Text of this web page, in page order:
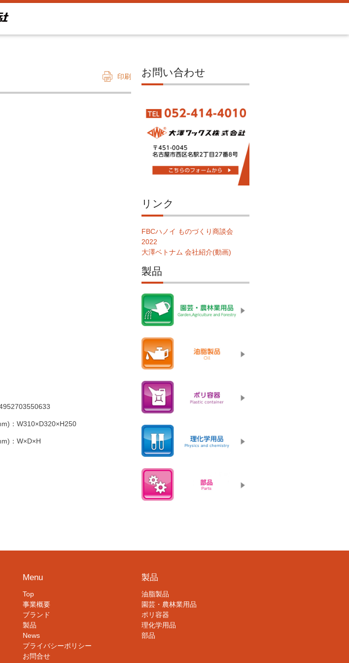
印刷
： W310×D320×H250
： W×D×H
お問い合わせ
リンク
FBCハノイ ものづくり商談会
2022
大澤ベトナム 会社紹介(動画)
製品
Menu
Top
事業概要
ブランド
製品
News
プライバシーポリシー
お問合せ
製品
油脂製品
園芸・農林業用品
ポリ容器
理化学用品
部品